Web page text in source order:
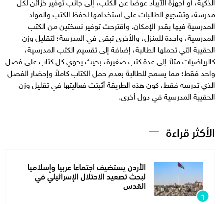
مدرسة، وتشجيع الطالبات على استخدامها لحفظ الكتب والمواد
المدرسية فيها بقدر الإمكان. واقترحت توفير نسختين من الكتب
المدرسية، واحدة للمنزل، والأخرى تبقى في المدرسة؛ لتقليل وزن
الحقيبة التي تحملها الطالبة، إضافة إلى تقسيم الكتب المدرسية،
كالرياضيات مثلاً إلى عدة كتب صغيرة، بحيث يحوي كل كتاب على فصل
واحد فقط؛ مما يسمح للطالبة بعدم حمل الكتاب كاملاً وإحضار الفصل
الذي تدرسه فقط، كون هذه الطريقة أثبتت فعاليتها في تقليل وزن
الحقيبة المدرسية في دول أخرى.
الأكثر قراءة
الأردن يستضيف اجتماعا عربيا وإسلاميا
لبحث تصعيد الاحتلال الإسرائيلي في
القدس